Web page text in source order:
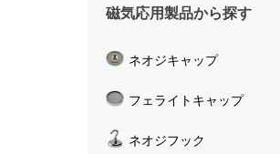
磁気応用製品から探す
ネオジキャップ
フェライトキャップ
ネオジフック